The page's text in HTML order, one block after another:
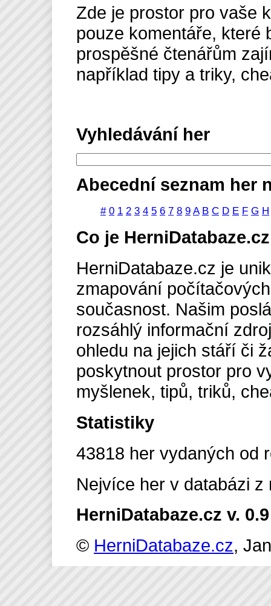
Zde je prostor pro vaše
pouze komentáře, které
prospěšné čtenářům
například tipy a triky,
Vyhledávání her
Abecední seznam her
# 0 1 2 3 4 5 6 7 8 9 A B C D E F G H
Co je HerniDatabaze.cz
HerniDatabaze.cz je
zmapování
současnost. Našim
rozsáhlý informační
ohledu na jejich stáří či
poskytnout prostor pro
myšlenek, tipů, triků,
Statistiky
43818 her vydaných od
Nejvíce her v databázi
HerniDatabaze.cz v. 0.9
© HerniDatabaze.cz,